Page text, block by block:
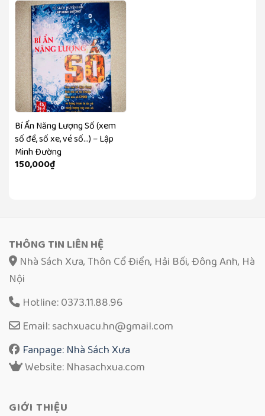
Bí Ẩn Năng Lượng Số (xem
số đề, số xe, vé số…) – Lập
Minh Đường
150,000₫
THÔNG TIN LIÊN HỆ
Nhà Sách Xưa, Thôn Cổ Điển, Hải Bối, Đông Anh, Hà
Nội
Hotline: 0373.11.88.96
Email: sachxuacu.hn@gmail.com
Fanpage: Nhà Sách Xưa
Website: Nhasachxua.com
GIỚI THIỆU